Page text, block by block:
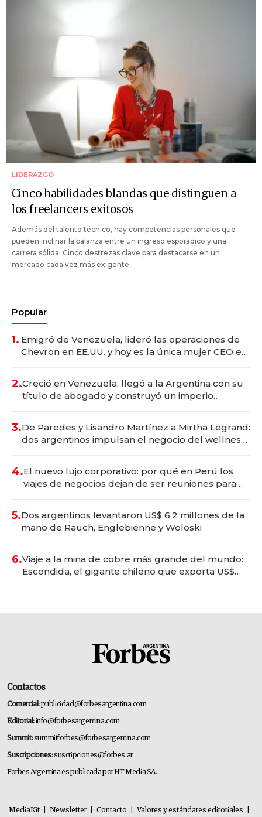
LIDERAZGO
Cinco habilidades blandas que distinguen a
los freelancers exitosos
Además del talento técnico, hay competencias personales que
pueden inclinar la balanza entre un ingreso esporádico y una
carrera sólida. Cinco destrezas clave para destacarse en un
mercado cada vez más exigente.
Popular
1. Emigró de Venezuela, lideró las operaciones de
Chevron en EE.UU. y hoy es la única mujer CEO en
2.Creció en Venezuela, llegó a la Argentina con su
título de abogado y construyó un imperio
3.De Paredes y Lisandro Martínez a Mirtha Legrand:
dos argentinos impulsan el negocio del wellness
4.El nuevo lujo corporativo: por qué en Perú los
viajes de negocios dejan de ser reuniones para
5.Dos argentinos levantaron US$ 6,2 millones de la
mano de Rauch, Englebienne y Woloski
6.Viaje a la mina de cobre más grande del mundo:
Escondida, el gigante chileno que exporta US$
Contactos
Comercial:publicidad@forbesargentina.com
Editorial:info@forbesargentina.com
Summit:summitforbes@forbesargentina.com
Suscripciones:suscripciones@forbes.ar
Forbes Argentina es publicada por HT Media SA.
MediaKit Newsletter Contacto Valores y estándares editoriales